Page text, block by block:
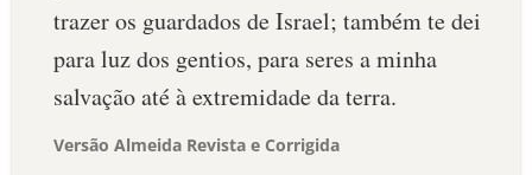
trazer os guardados de Israel; também te dei
para luz dos gentios, para seres a minha
salvação até à extremidade da terra.
Versão Almeida Revista e Corrigida